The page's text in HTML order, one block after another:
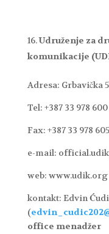
Udruženje za
komunikacije
Adresa: Grbavička
Tel: +387 33 978 600
Fax: +387 33 978 605
e-mail:
web: www.udik.org
kontakt: EdvinĆ
(
office menadžer